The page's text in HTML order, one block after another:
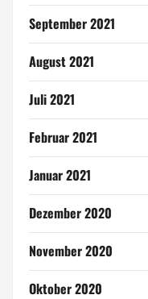
September 2021
August 2021
Juli 2021
Februar 2021
Januar 2021
Dezember 2020
November 2020
Oktober 2020